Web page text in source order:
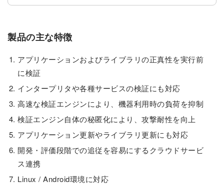
製品の主な特徴
アプリケーションおよびライブラリの正真性を実行前
に検証
インタープリタや各種サービスの検証にも対応
高速な検証エンジンにより、機器利用時の負荷を抑制
検証エンジン自体の秘匿化により、攻撃耐性を向上
アプリケーション更新やライブラリ更新にも対応
開発・評価段階での追従を容易にするクラウドサービ
ス連携
Linux / Android環境に対応